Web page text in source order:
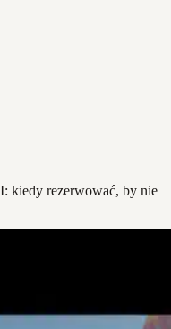
kiedy rezerwować, by nie